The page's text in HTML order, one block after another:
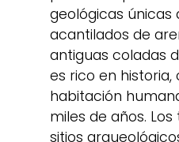
geológicas únicas
acantilados de
antiguas coladas
es rico en
habitación
miles de años.
sitios